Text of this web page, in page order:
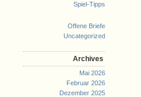
Spiel-Tipps
Offene Briefe
Uncategorized
Archives
Mai 2026
Februar 2026
Dezember 2025